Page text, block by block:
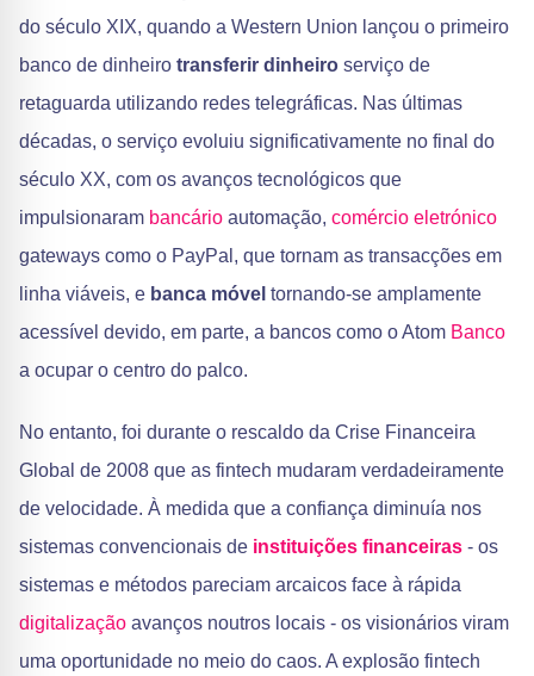
do século XIX, quando a Western Union lançou o primeiro
banco de dinheiro transferir dinheiro serviço de
retaguarda utilizando redes telegráficas. Nas últimas
décadas, o serviço evoluiu significativamente no final do
século XX, com os avanços tecnológicos que
impulsionaram bancário automação, comércio eletrónico
gateways como o PayPal, que tornam as transacções em
linha viáveis, e banca móvel tornando-se amplamente
acessível devido, em parte, a bancos como o Atom Banco
a ocupar o centro do palco.
No entanto, foi durante o rescaldo da Crise Financeira
Global de 2008 que as fintech mudaram verdadeiramente
de velocidade. À medida que a confiança diminuía nos
sistemas convencionais de instituições financeiras - os
sistemas e métodos pareciam arcaicos face à rápida
digitalização avanços noutros locais - os visionários viram
uma oportunidade no meio do caos. A explosão fintech